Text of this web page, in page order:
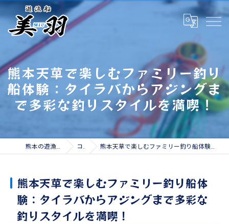
熊本天草で楽しむファミリー釣り
船体験：タイラバからアジングま
で多彩な釣りスタイルを満喫！
熊本の遊漁船なら遊漁船 美羽 コラム 熊本天草で楽しむファミリー釣り船体験：タイラバからアジングまで多彩な釣りスタイルを満喫！
熊本天草で楽しむファミリー釣り船体
験：タイラバからアジングまで多彩な
釣りスタイルを満喫！